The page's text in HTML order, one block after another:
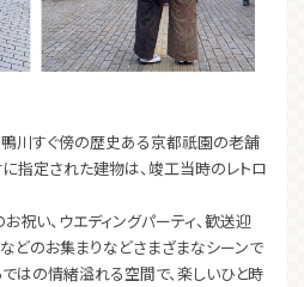
鴨川すぐ傍の歴史ある京都祇園の老舗
指定された建物は、竣工当時のレトロ
祝い、ウエディングパーティ、歓送迎
どのお集まりなどさまざまなシーンで
はの情緒溢れる空間で、楽しいひと時